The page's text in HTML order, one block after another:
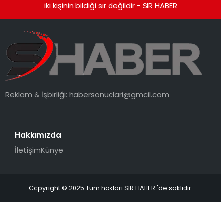
iki kişinin bildiği sır değildir - SIR HABER
Reklam & İşbirliği:habersonuclari@gmail.com
Hakkımızda
İletişimKünye
Copyright © 2025 Tüm hakları SIR HABER 'de saklıdır.